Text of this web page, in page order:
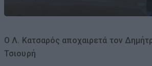
Ο Λ. Κατσαρός αποχαιρετά τον
Τσιουρή